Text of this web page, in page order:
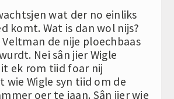
wat der no einliks
komt. Wat is dan wol nijs?
Veltman de nije ploechbaas
Nei sân jier Wigle
ek rom tiid foar nij
wie Wigle syn tiid om de
oer te jaan. Sân jier wie